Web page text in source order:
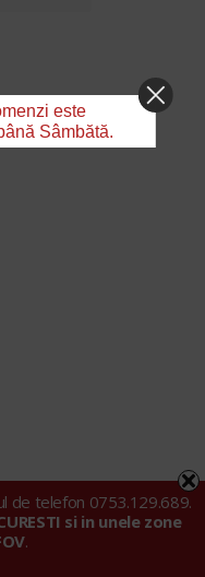
de telefon 0753.129.689.
si in unele zone
.
este
Sâmbătă.